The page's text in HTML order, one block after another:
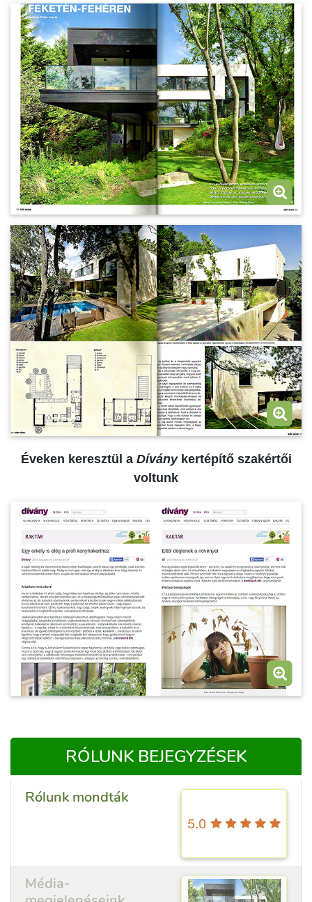
Éveken keresztül a Díványkertépítő szakértői
voltunk
RÓLUNK BEJEGYZÉSEK
Rólunk mondták
Média-